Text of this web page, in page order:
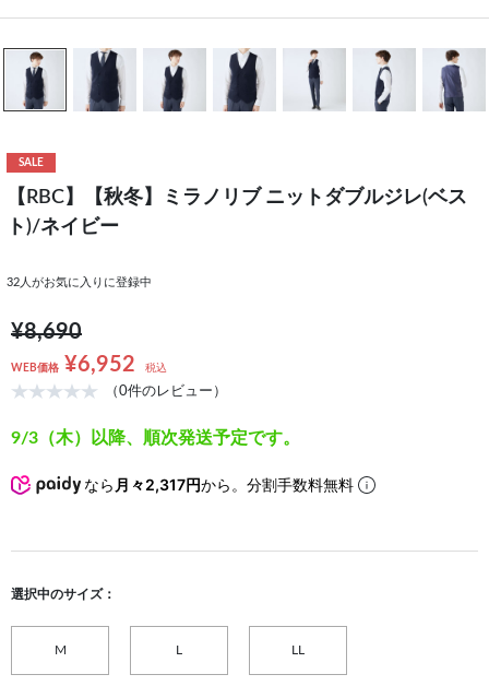
SALE
【RBC】【秋冬】ミラノリブ ニットダブルジレ(ベス
ト)/ネイビー
32 人がお気に入りに登録中
¥8,690
WEB価格 ¥6,952 税込
（0件のレビュー）
9/3（木）以降、順次発送予定です。
なら 月々2,317円から。分割手数料無料
選択中のサイズ：
M